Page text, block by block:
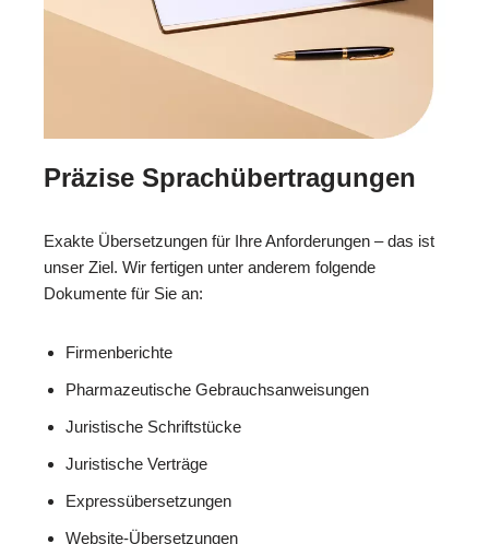
Präzise Sprachübertragungen
Exakte Übersetzungen für Ihre Anforderungen – das ist
unser Ziel. Wir fertigen unter anderem folgende
Dokumente für Sie an:
Firmenberichte
Pharmazeutische Gebrauchsanweisungen
Juristische Schriftstücke
Juristische Verträge
Expressübersetzungen
Website-Übersetzungen